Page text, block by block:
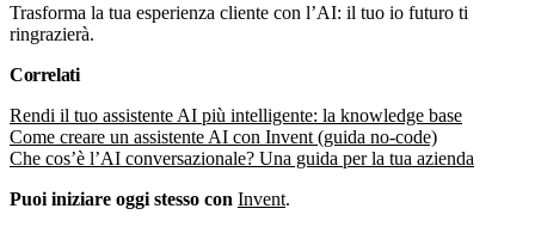
Trasforma la tua esperienza cliente con l’AI: il tuo io futuro ti
ringrazierà.
Correlati
Rendi il tuo assistente AI più intelligente: la knowledge base
Come creare un assistente AI con Invent (guida no-code)
Che cos’è l’AI conversazionale? Una guida per la tua azienda
Puoi iniziare oggi stesso con Invent.